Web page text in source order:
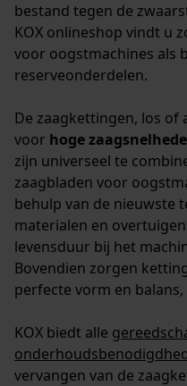
bestand tegen de
KOX onlineshop vindt u
voor oogstmachines als
reserveonderdelen.
De zaagkettingen, los of
voor hoge
zijn universeel te
zaagbladen voor
behulp van de nieuwste
materialen en
levensduur bij het
Bovendien zorgen
perfecte vorm en
KOX biedt alle
vervangen van de